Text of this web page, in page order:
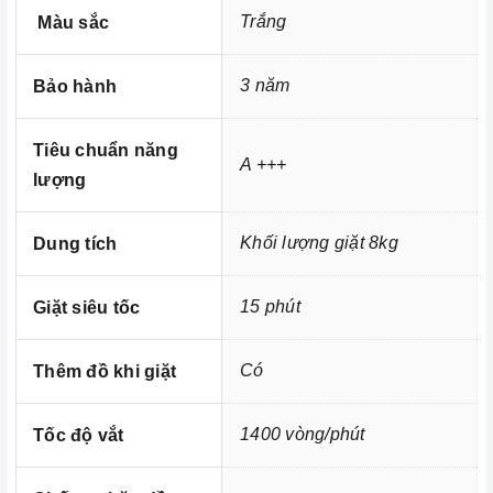
ra, tính năng Delay Time 24h mang đến cho bạn sự linh
hoạt, chủ động cao. Tính năng hẹn giờ trễ của Bosch cho
phép bạn đặt thời gian giặt cuối cùng trước 24 giờ, thuận
Ảnh minh họa
2. Các chức năng, hệ thống trênMáy giặt 8kg Bosch
Màu sắc Trắng
Bảo hành 3 năm
Tiêu chuẩn năng
lượng
A +++
Dung tích Khối lượng giặt 8kg
Giặt siêu tốc 15 phút
Thêm đồ khi giặt Có
Tốc độ vắt 1400 vòng/phút